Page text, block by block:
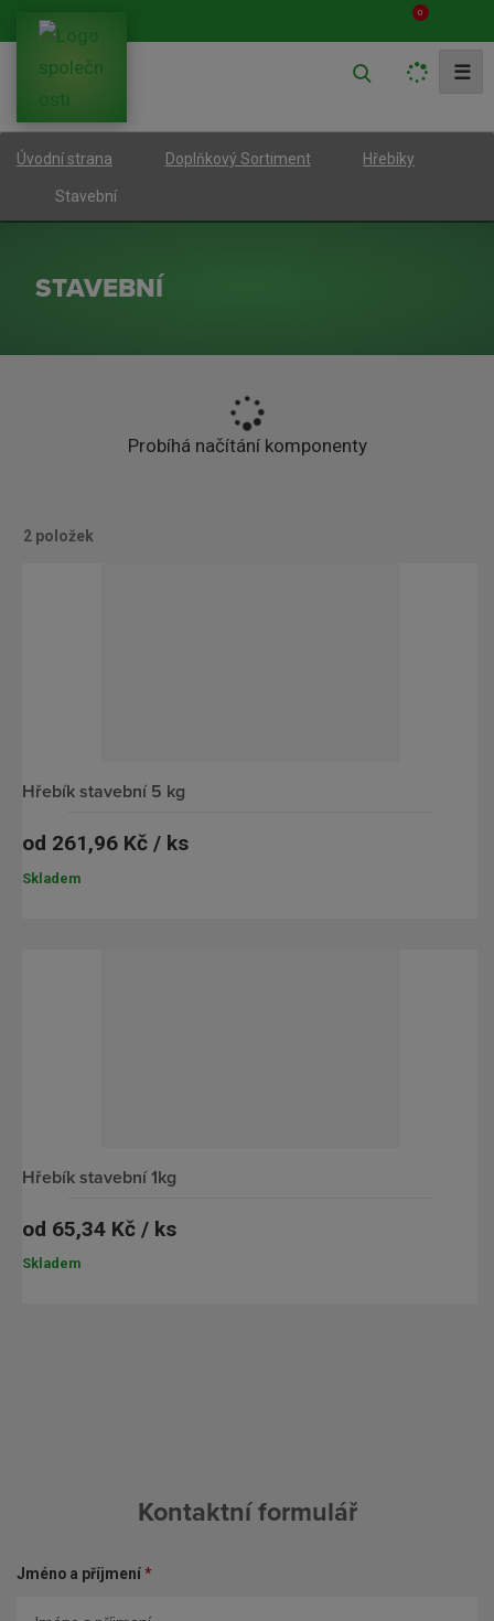
0
h
l
d
☰
Úvodní strana Doplňkový Sortiment Hřebíky
Stavební
STAVEBNÍ
Probíhá načítání komponenty
v
v
2 položek
hřebík stavební 5 kg
od 261,96 Kč / ks
Skladem
hřebík stavební 1kg
od 65,34 Kč / ks
Skladem
Kontaktní formulář
Jméno a příjmení*